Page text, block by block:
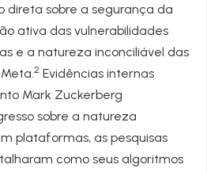
direta sobre a segurança da
ativa das vulnerabilidades
e a natureza inconciliável das
2 Evidências internas
Mark Zuckerberg
sobre a natureza
plataformas, as pesquisas
como seus algoritmos